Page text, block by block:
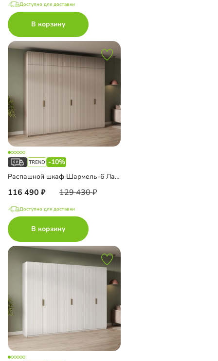
Доступно для доставки
В корзину
-10%
Распашной шкаф Шармель-6 Лайф с антресолью
116 490 129 430
Доступно для доставки
В корзину